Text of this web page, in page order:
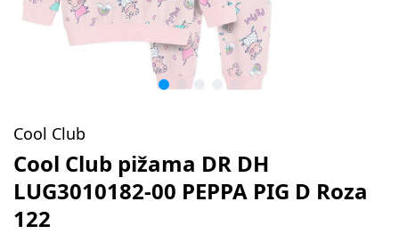
Cool Club
Cool Club pižama DR DH
LUG3010182-00 PEPPA PIG D Roza
122